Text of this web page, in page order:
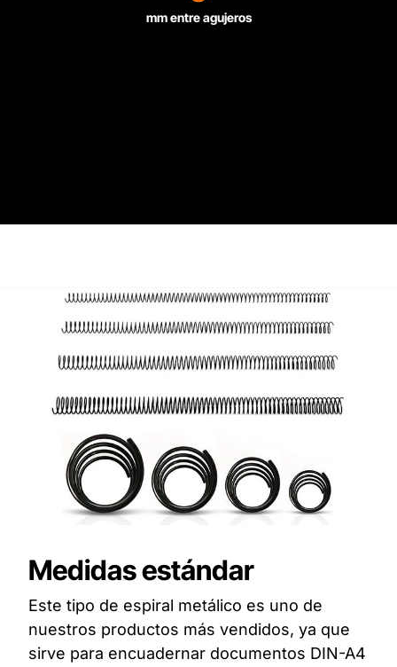
mm entre agujeros
Medidas estándar
Este tipo de espiral metálico es uno de
nuestros productos más vendidos, ya que
sirve para encuadernar documentos DIN-A4